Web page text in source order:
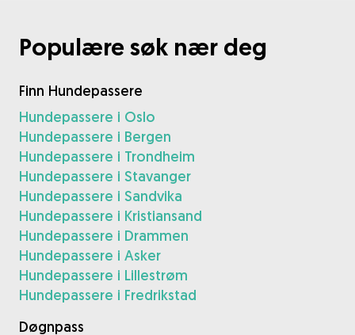
Populære søk nær deg
Finn Hundepassere
Hundepassere i Oslo
Hundepassere i Bergen
Hundepassere i Trondheim
Hundepassere i Stavanger
Hundepassere i Sandvika
Hundepassere i Kristiansand
Hundepassere i Drammen
Hundepassere i Asker
Hundepassere i Lillestrøm
Hundepassere i Fredrikstad
Døgnpass